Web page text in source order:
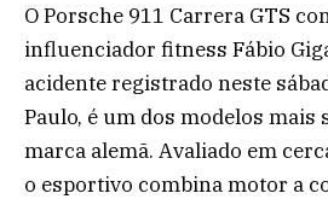
O Porsche 911 Carrera GTS
influenciador fitness Fábio
acidente registrado neste
Paulo, é um dos modelos mais
marca alemã. Avaliado em
o esportivo combina motor a